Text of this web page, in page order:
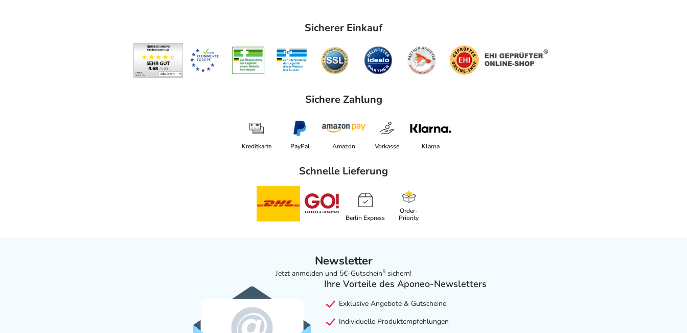
Sicherer Einkauf
Sichere Zahlung
Kreditkarte PayPal Amazon Vorkasse Klarna
Schnelle Lieferung
Berlin Express
Order-
Priority
Newsletter
Jetzt anmelden und 5€-Gutschein5 sichern!
Ihre Vorteile des Aponeo-Newsletters
Exklusive Angebote & Gutscheine
Individuelle Produktempfehlungen